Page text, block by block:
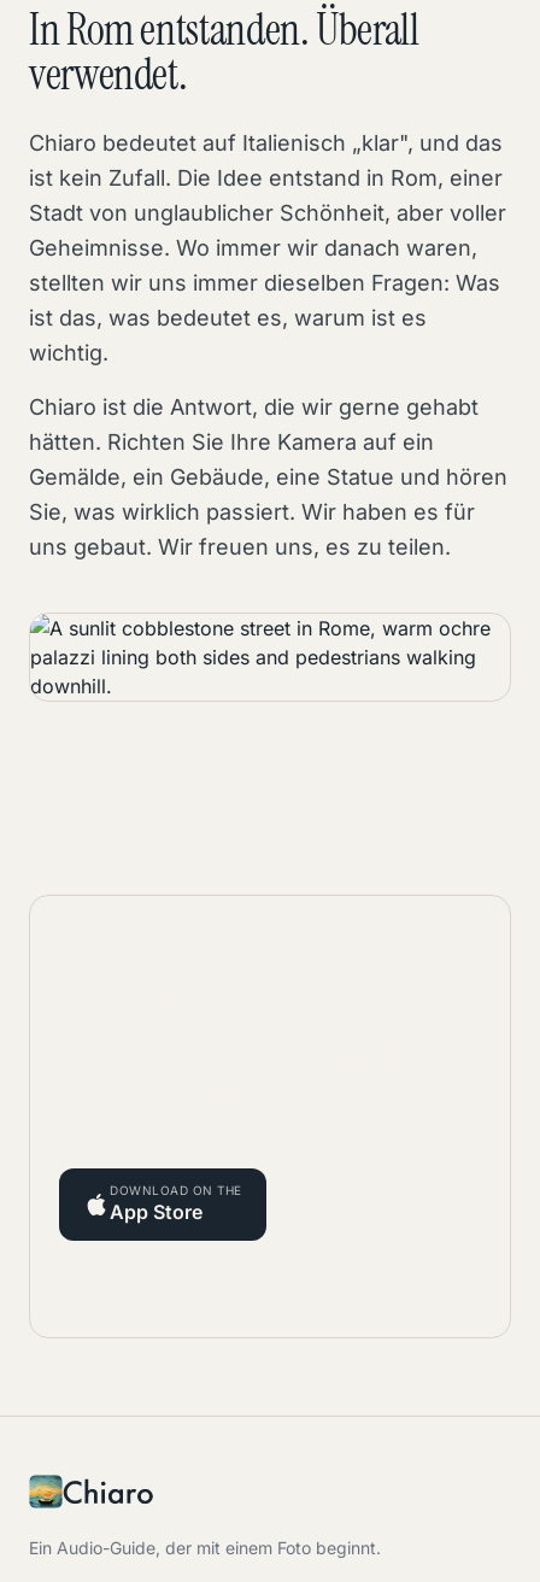
In Rom entstanden. Überall
verwendet.
Chiaro bedeutet auf Italienisch „klar", und das
ist kein Zufall. Die Idee entstand in Rom, einer
Stadt von unglaublicher Schönheit, aber voller
Geheimnisse. Wo immer wir danach waren,
stellten wir uns immer dieselben Fragen: Was
ist das, was bedeutet es, warum ist es
wichtig.
Chiaro ist die Antwort, die wir gerne gehabt
hätten. Richten Sie Ihre Kamera auf ein
Gemälde, ein Gebäude, eine Statue und hören
Sie, was wirklich passiert. Wir haben es für
uns gebaut. Wir freuen uns, es zu teilen.
DOWNLOAD ON THE
App Store
Ein Audio-Guide, der mit einem Foto beginnt.